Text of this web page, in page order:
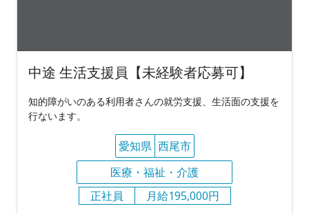
中途 生活支援員【未経験者応募可】
知的障がいのある利用者さんの就労支援、生活面の支援を
行ないます。
愛知県 西尾市
医療・福祉・介護
正社員
月給195,000円